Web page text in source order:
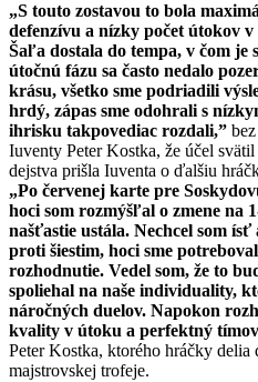
„S touto zostavou to bola
defenzívu a nízky počet útokov v
Šaľa dostala do tempa, v čom je
útočnú fázu sa často nedalo
krásu, všetko sme podriadili
hrdý, zápas sme odohrali s
ihrisku takpovediac rozdali,”
Iuventy Peter Kostka, že účel
dejstva prišla Iuventa o ďalšiu
„Po červenej karte pre
hoci som rozmýšľal o zmene na
našťastie ustála. Nechcel som
proti šiestim, hoci sme
rozhodnutie. Vedel som, že to
spoliehal na naše individuality,
náročných duelov. Napokon
kvality v útoku a perfektný
Peter Kostka, ktorého hráčky
majstrovskej trofeje.